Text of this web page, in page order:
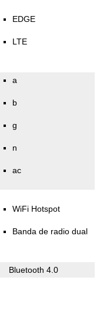
EDGE
LTE
a
b
g
n
ac
WiFi Hotspot
Banda de radio dual
Bluetooth 4.0